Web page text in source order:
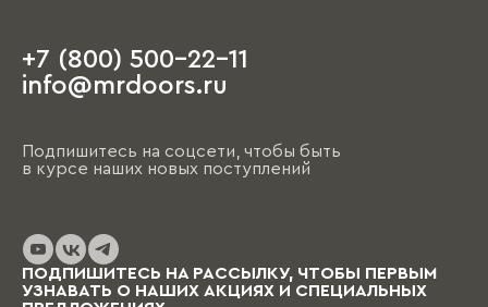
+7 (800) 500-22-11
info@mrdoors.ru
Подпишитесь на соцсети, чтобы быть
в курсе наших новых поступлений
ПОДПИШИТЕСЬ НА РАССЫЛКУ, ЧТОБЫ ПЕРВЫМ
УЗНАВАТЬ О НАШИХ АКЦИЯХ И СПЕЦИАЛЬНЫХ